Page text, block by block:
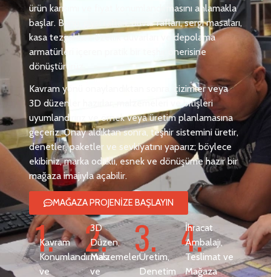
ürün karışımı ve fiyat konumlandırmasını anlamakla
başlar. Bunu, giysi rafları, duvar rafları, sergi masaları,
kasa tezgahları, özellik duvarları ve depolama
armatürleri içeren pratik bir teşhir önerisine
dönüştürürüz.
Kavram yönü onaylandıktan sonra, çizimler veya
3D düzenler hazırlar, malzemeleri ve bitişleri
uyumlandırırız ve örnek veya üretim planlamasına
geçeriz. Onay aldıktan sonra, teşhir sistemini üretir,
denetler, paketler ve sevkiyatını yaparız; böylece
ekibiniz, marka odaklı, esnek ve dönüşüme hazır bir
mağaza imajıyla açabilir.
MAĞAZA PROJENİZE BAŞLAYIN
1.
Kavram
Konumlandırması
ve
2.
3D
Düzen,
Malzemeler
ve
3.
Üretim,
Denetim
4.
İhracat
Ambalajı,
Teslimat ve
Mağaza